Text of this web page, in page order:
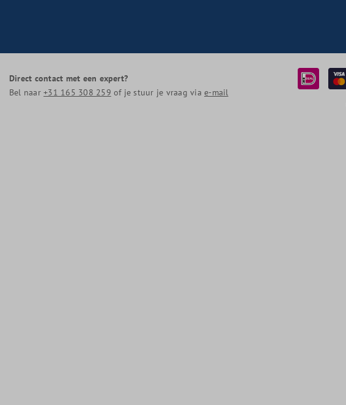
Direct contact met een expert?
Bel naar+31 165 308 259 of je stuur je vraag viae-mail